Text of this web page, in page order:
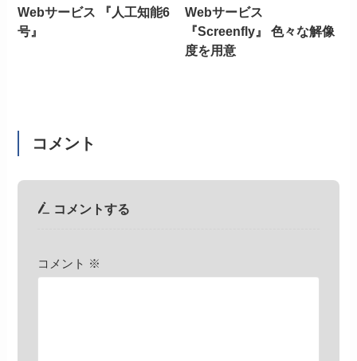
Webサービス 『人工知能6
号』
Webサービス
『Screenfly』 色々な解像
度を用意
コメント
コメントする
コメント ※